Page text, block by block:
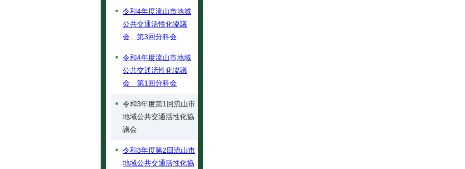
令和4年度流山市地域
公共交通活性化協議
会 第3回分科会
令和4年度流山市地域
公共交通活性化協議
会 第1回分科会
令和3年度第1回流山市
地域公共交通活性化協
議会
令和3年度第2回流山市
地域公共交通活性化協